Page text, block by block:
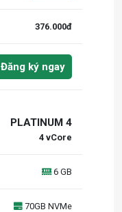
376.000đ
Đăng ký ngay
PLATINUM 4
4 vCore
6 GB
70GB NVMe